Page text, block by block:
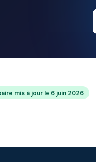
mis à jour le 6 juin 2026